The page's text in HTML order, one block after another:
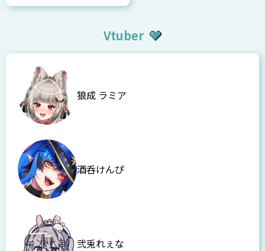
Vtuber
狼成 ラミア
酒呑けんぴ
弐兎れぇな